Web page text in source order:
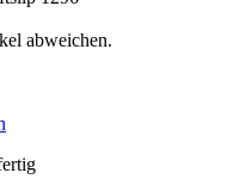
abweichen.